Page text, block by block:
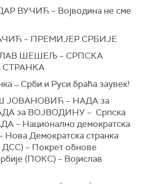
ВУЧИЋ – Војводина не сме
– ПРЕМИЈЕР СРБИЈЕ
ШЕШЕЉ – СРПСКА
Срби и Руси браћа заувек!
ЈОВАНОВИЋ – НАДА за
за ВОЈВОДИНУ – Српска
– Национално демократска
Нова Демократска странка
ДСС) – Покрет обнове
(ПОКС) – Војислав